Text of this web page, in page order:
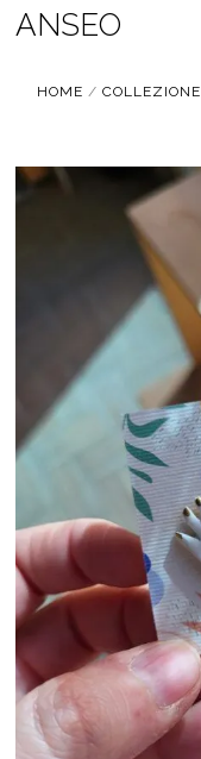
ANSEO
HOME /COLLEZIONE